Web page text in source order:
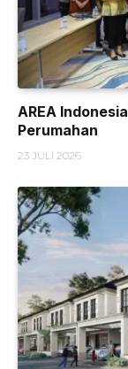
AREA
Perumahan
23 JULI 2026